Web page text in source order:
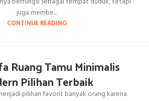
juga membe...
CONTINUE READING
Ruang Tamu Minimalis
Pilihan Terbaik
pilihan favorit banyak orang karena